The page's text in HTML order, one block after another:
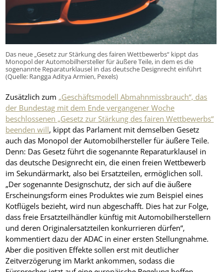
Das neue „Gesetz zur Stärkung des fairen Wettbewerbs“ kippt das
Monopol der Automobilhersteller für äußere Teile, in dem es die
sogenannte Reparaturklausel in das deutsche Designrecht einführt
(Quelle: Rangga Aditya Armien, Pexels)
Zusätzlich zum „Geschäftsmodell Abmahnmissbrauch“, das
der Bundestag mit dem Ende vergangener Woche
beschlossenen „Gesetz zur Stärkung des fairen Wettbewerbs“
beenden will, kippt das Parlament mit demselben Gesetz
auch das Monopol der Automobilhersteller für äußere Teile.
Denn: Das Gesetz führt die sogenannte Reparaturklausel in
das deutsche Designrecht ein, die einen freien Wettbewerb
im Sekundärmarkt, also bei Ersatzteilen, ermöglichen soll.
„Der sogenannte Designschutz, der sich auf die äußere
Erscheinungsform eines Produktes wie zum Beispiel eines
Kotflügels bezieht, wird nun abgeschafft. Dies hat zur Folge,
dass freie Ersatzteilhändler künftig mit Automobilherstellern
und deren Originalersatzteilen konkurrieren dürfen“,
kommentiert dazu der ADAC in einer ersten Stellungnahme.
Aber die positiven Effekte sollen erst mit deutlicher
Zeitverzögerung im Markt ankommen, sodass die